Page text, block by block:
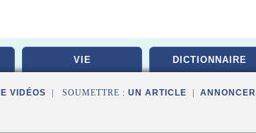
VIE DICTIONNAIRE
VIDÉOS | SOUMETTRE : UN ARTICLE ANNONCER